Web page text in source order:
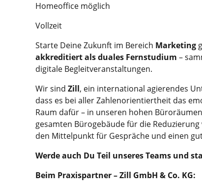
Homeoffice möglich
Vollzeit
Starte Deine Zukunft im Bereich Marketing
akkreditiert als duales Fernstudium –
digitale Begleitveranstaltungen.
Wir sind Zill, ein international agierendes
dass es bei aller Zahlenorientiertheit das
Raum dafür – in unseren hohen
gesamten Bürogebäude für die
den Mittelpunkt für Gespräche und einen
Werdeauch Du Teil unseres Teams und
Beim Praxispartner – Zill GmbH & Co. KG: